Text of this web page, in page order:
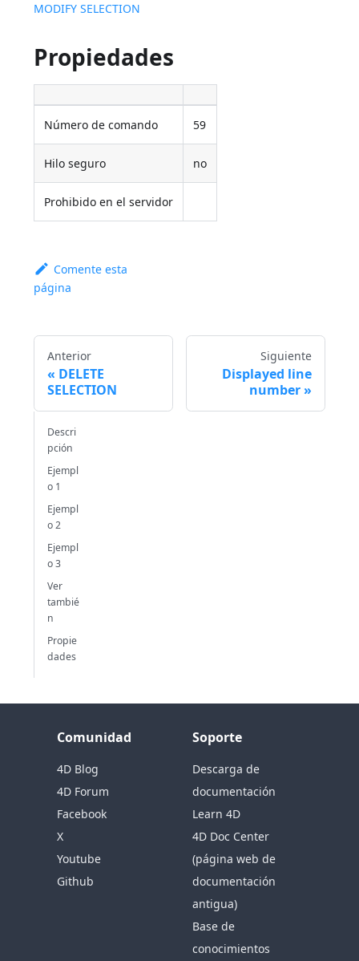
MODIFY SELECTION
Propiedades
Número de comando 59
Hilo seguro no
Prohibido en el servidor
Comente esta
página
Anterior
DELETE
SELECTION
Siguiente
Displayed line
number
Descri
pción
Ejempl
o 1
Ejempl
o 2
Ejempl
o 3
Ver
tambié
n
Propie
dades
Comunidad
4D Blog
4D Forum
Facebook
X
Youtube
Github
Soporte
Descarga de
documentación
Learn 4D
4D Doc Center
(página web de
documentación
antigua)
Base de
conocimientos